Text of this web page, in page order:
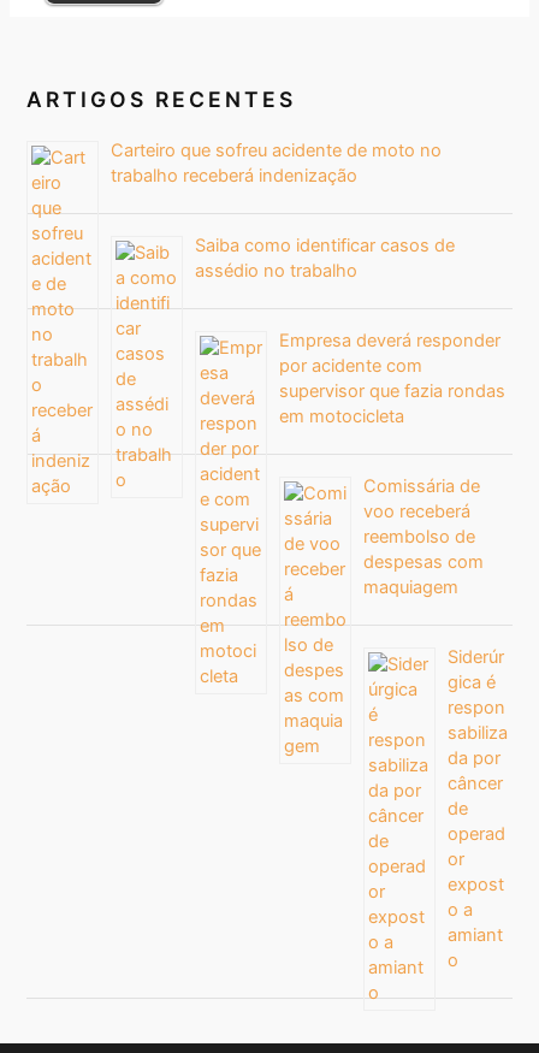
ARTIGOS RECENTES
Carteiro que sofreu acidente de moto no
trabalho receberá indenização
Saiba como identificar casos de
assédio no trabalho
Empresa deverá responder
por acidente com
supervisor que fazia rondas
em motocicleta
Comissária de
voo receberá
reembolso de
despesas com
maquiagem
Siderúr
gica é
respon
sabiliza
da por
câncer
de
operad
or
expost
o a
amiant
o